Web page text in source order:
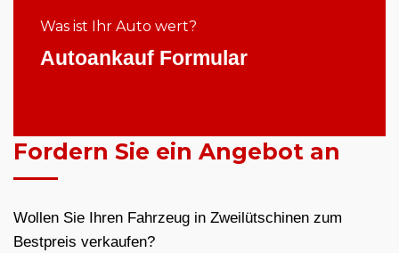
Was ist Ihr Auto wert?
Autoankauf Formular
Fordern Sie ein Angebot an
Wollen Sie Ihren Fahrzeug in Zweilütschinen zum
Bestpreis verkaufen?